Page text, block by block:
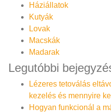
Háziállatok
Kutyák
Lovak
Macskák
Madarak
Legutóbbi
Lézeres tetoválás
kezelés és mennyire
Hogyan funkcionál a